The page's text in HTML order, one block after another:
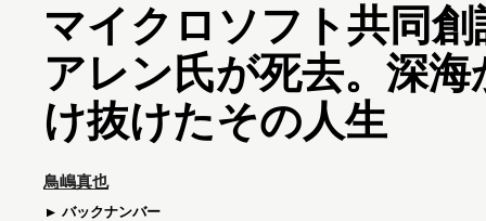
マイクロソフト共同
アレン氏が死去。深
け抜けたその人生
鳥嶋真也
バックナンバー